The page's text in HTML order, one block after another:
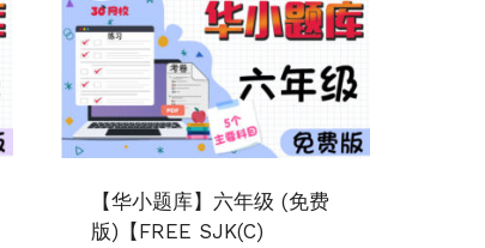
【华小题库】六年级 (免费
版)【FREE SJK(C)